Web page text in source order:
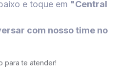
e toque em "Central
com nosso time no
para te atender!